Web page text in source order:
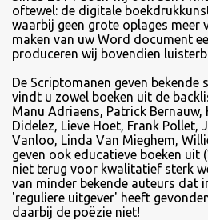
oftewel: de digitale
waarbij geen grote oplages meer
maken van uw Word document
produceren wij bovendien
De Scriptomanen geven bekende
vindt u zowel boeken uit de
Manu Adriaens, Patrick Bernauw,
Didelez, Lieve Hoet, Frank Pollet,
Vanloo, Linda Van Mieghem,
geven ook educatieve boeken uit
niet terug voor kwalitatief sterk
van minder bekende auteurs dat
'reguliere uitgever' heeft
daarbij de poëzie niet!